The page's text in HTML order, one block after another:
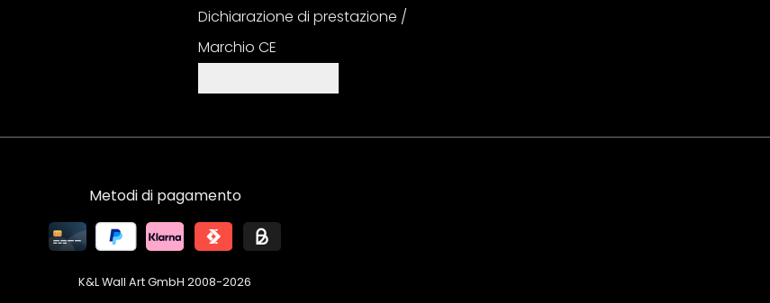
Dichiarazione di prestazione /
Marchio CE
Metodi di pagamento
K&L Wall Art GmbH 2008-2026